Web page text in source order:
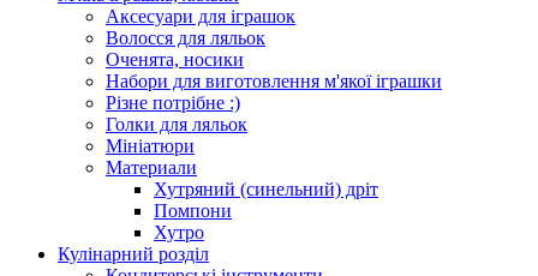
Аксесуари для іграшок
Волосся для ляльок
Оченята, носики
Набори для виготовлення м'якої іграшки
Різне потрібне :)
Голки для ляльок
Мініатюри
Материали
Хутряний (синельний) дріт
Помпони
Хутро
Кулінарний розділ